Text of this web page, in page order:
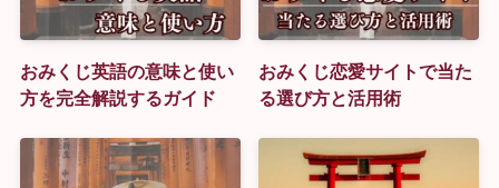
おみくじ英語の意味と使い
方を完全解説するガイド
おみくじ恋愛サイトで当た
る選び方と活用術